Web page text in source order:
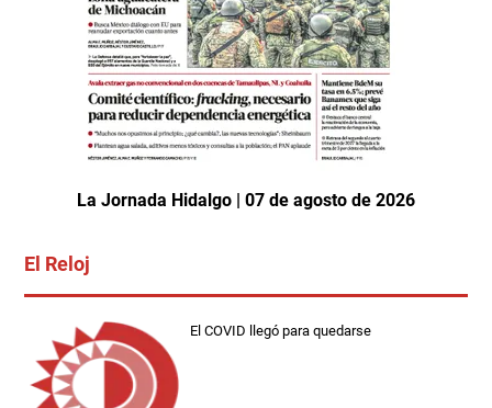
La Jornada Hidalgo | 07 de agosto de 2026
El Reloj
El COVID llegó para quedarse